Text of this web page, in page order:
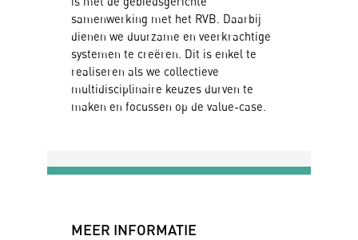
samenwerking met het RVB. Daarbij
dienen we duurzame en veerkrachtige
systemen te creëren. Dit is enkel te
realiseren als we collectieve
multidisciplinaire keuzes durven te
maken en focussen op de value-case.
MEER INFORMATIE